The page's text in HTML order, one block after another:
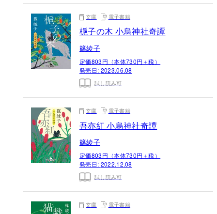
文庫 電子書籍
梔子の木 小烏神社奇譚
篠綾子
定価803円（本体730円＋税）
発売日: 2023.06.08
試し読み可
文庫 電子書籍
吾亦紅 小烏神社奇譚
篠綾子
定価803円（本体730円＋税）
発売日: 2022.12.08
試し読み可
文庫 電子書籍